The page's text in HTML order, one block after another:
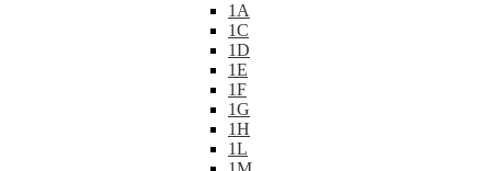
1A
1C
1D
1E
1F
1G
1H
1L